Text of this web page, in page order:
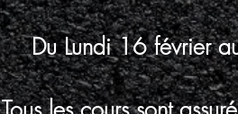
Du Lundi 16 février